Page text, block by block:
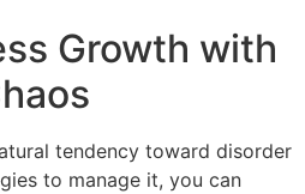
Growth with
tendency toward disorder
to manage it, you can